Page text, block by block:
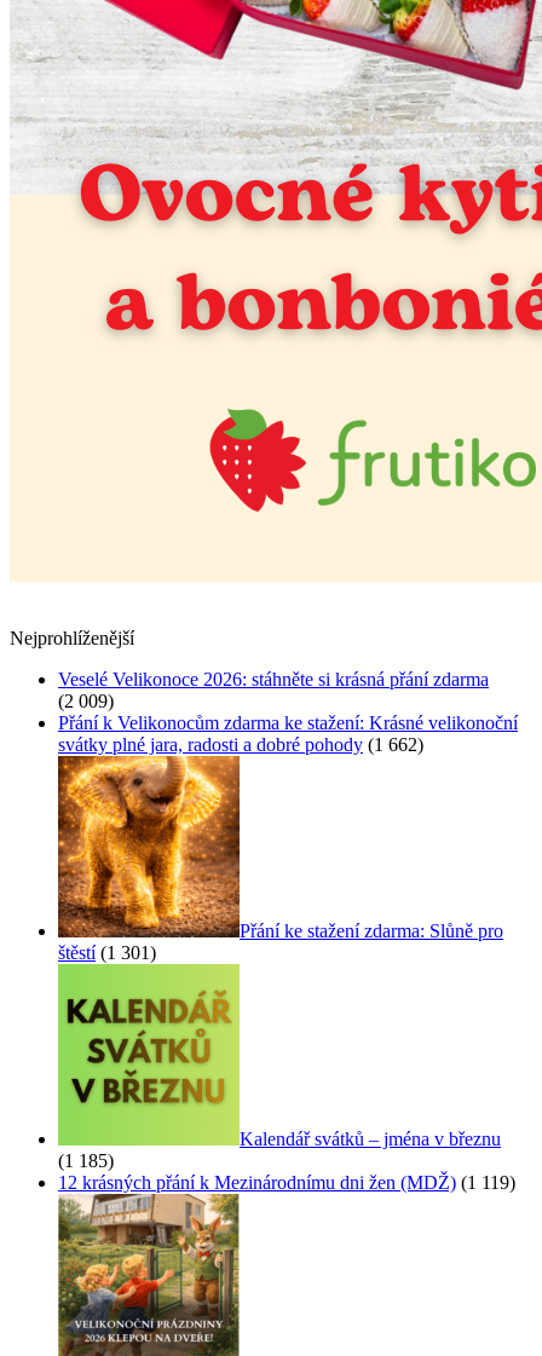
Nejprohlíženější
Veselé Velikonoce 2026: stáhněte si krásná přání zdarma
(2 009)
Přání k Velikonocům zdarma ke stažení: Krásné velikonoční
svátky plné jara, radosti a dobré pohody (1 662)
Přání ke stažení zdarma: Slůně pro
štěstí (1 301)
Kalendář svátků – jména v březnu
(1 185)
12 krásných přání k Mezinárodnímu dni žen (MDŽ) (1 119)